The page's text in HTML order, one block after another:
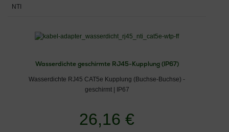
NTI
Wasserdichte geschirmte RJ45-Kupplung (IP67)
Wasserdichte RJ45 CAT5e Kupplung (Buchse-Buchse) -
geschirmt | IP67
26,16 €